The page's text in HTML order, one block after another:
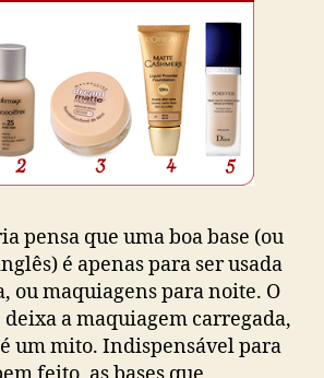
pensa que uma boa base (ou
é apenas para ser usada
ou maquiagens para noite. O
deixa a maquiagem carregada,
um mito. Indispensável para